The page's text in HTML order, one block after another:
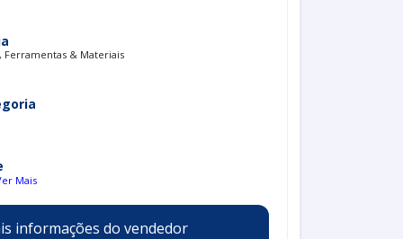
Ferramentas & Materiais
Mais
informações do vendedor